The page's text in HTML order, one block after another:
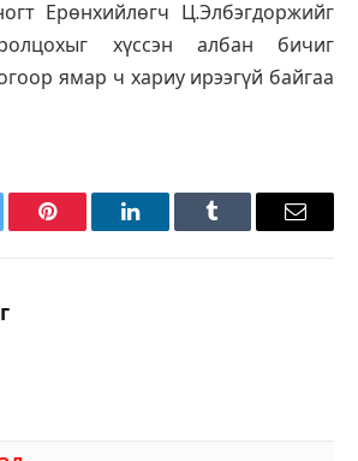
Ерөнхийлөгч Ц.Элбэгдоржийг
хүссэн албан бичиг
ямар ч хариу ирээгүй байгаа
Pinterest LinkedInTumblr Имэйл